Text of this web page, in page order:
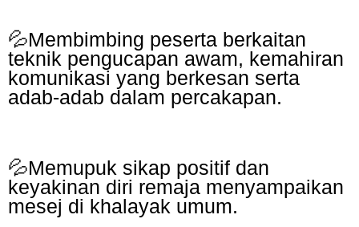
💦Membimbing peserta berkaitan
teknik pengucapan awam, kemahiran
komunikasi yang berkesan serta
adab-adab dalam percakapan.
💦Memupuk sikap positif dan
keyakinan diri remaja menyampaikan
mesej di khalayak umum.